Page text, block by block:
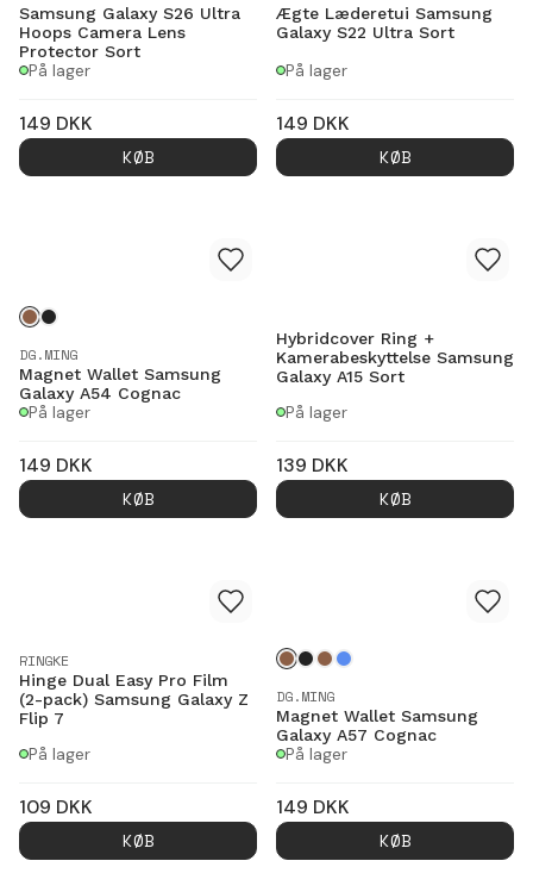
Samsung Galaxy S26 Ultra
Hoops Camera Lens
Protector Sort
På lager
149 DKK
KØB
Ægte Læderetui Samsung
Galaxy S22 Ultra Sort
På lager
149 DKK
KØB
DG.MING
Magnet Wallet Samsung
Galaxy A54 Cognac
På lager
149 DKK
KØB
Hybridcover Ring +
Kamerabeskyttelse Samsung
Galaxy A15 Sort
På lager
139 DKK
KØB
RINGKE
Hinge Dual Easy Pro Film
(2-pack) Samsung Galaxy Z
Flip 7
På lager
109 DKK
KØB
DG.MING
Magnet Wallet Samsung
Galaxy A57 Cognac
På lager
149 DKK
KØB